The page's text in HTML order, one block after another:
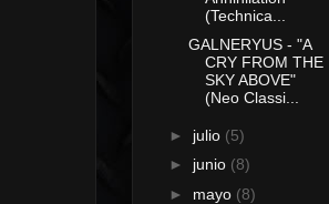
(Technica...
GALNERYUS - "A
CRY FROM THE
SKY ABOVE"
(Neo Classi...
► julio (5)
► junio (8)
► mayo (8)